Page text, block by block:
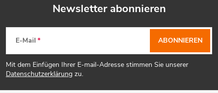
F
u
ß
Newsletter abonnieren
E-Mail
Mit dem Einfügen Ihrer E-mail-Adresse stimmen Sie unserer
Datenschutzerklärung zu.
ABONNIEREN